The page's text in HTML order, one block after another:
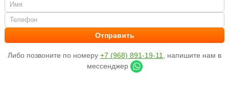
Либо позвоните по номеру +7 (968) 891-19-11
, напишите нам в
мессенджер